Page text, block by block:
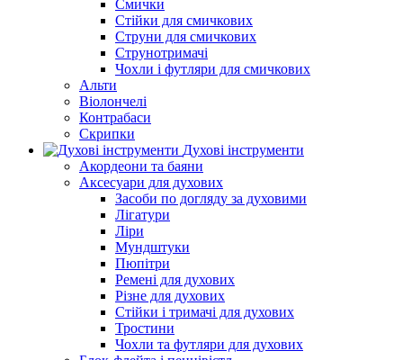
Смички
Стійки для смичкових
Струни для смичкових
Струнотримачі
Чохли і футляри для смичкових
Альти
Віолончелі
Контрабаси
Скрипки
Духові інструменти
Акордеони та баяни
Аксесуари для духових
Засоби по догляду за духовими
Лігатури
Ліри
Мундштуки
Пюпітри
Ремені для духових
Різне для духових
Стійки і тримачі для духових
Тростини
Чохли та футляри для духових